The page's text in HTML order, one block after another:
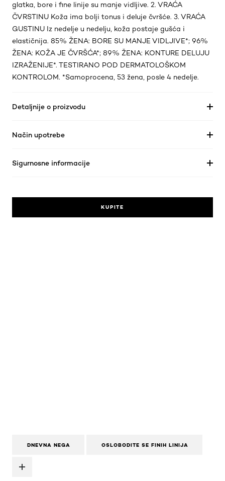
glatka, bore i fine linije su manje vidljive. 2. VRAĆA
ČVRSTINU Koža ima bolji tonus i deluje čvršće. 3. VRAĆA
GUSTINU Iz nedelje u nedelju, koža postaje gušća i
elastičnija. 85% ŽENA: BORE SU MANJE VIDLJIVE*; 96%
ŽENA: KOŽA JE ČVRŠĆA*; 89% ŽENA: KONTURE DELUJU
IZRAŽENIJE*. TESTIRANO POD DERMATOLOŠKOM
KONTROLOM. *Samoprocena, 53 žena, posle 4 nedelje.
Detaljnije o proizvodu
Način upotrebe
Sigurnosne informacije
KUPITE
DNEVNA NEGA OSLOBODITE SE FINIH LINIJA